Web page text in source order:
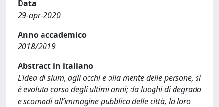
Data
29-apr-2020
Anno accademico
2018/2019
Abstract in italiano
L’idea di slum, agli occhi e alla mente delle persone, si
è evoluta corso degli ultimi anni; da luoghi di degrado
e scomodi all’immagine pubblica delle città, la loro